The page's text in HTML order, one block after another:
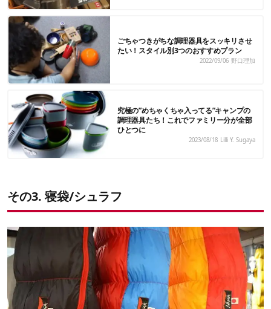
ごちゃつきがちな調理器具をスッキリさせ
たい！スタイル別3つのおすすめプラン
2022/09/06 野口理加
究極の”めちゃくちゃ入ってる”キャンプの
調理器具たち！これでファミリー分が全部
ひとつに
2023/08/18 Lilli Y. Sugaya
その3. 寝袋/シュラフ